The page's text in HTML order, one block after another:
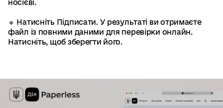
носієві.
🔹 Натисніть Підписати. У результаті ви отримаєте
файл із повними даними для перевірки онлайн.
Натисніть, щоб зберегти його.